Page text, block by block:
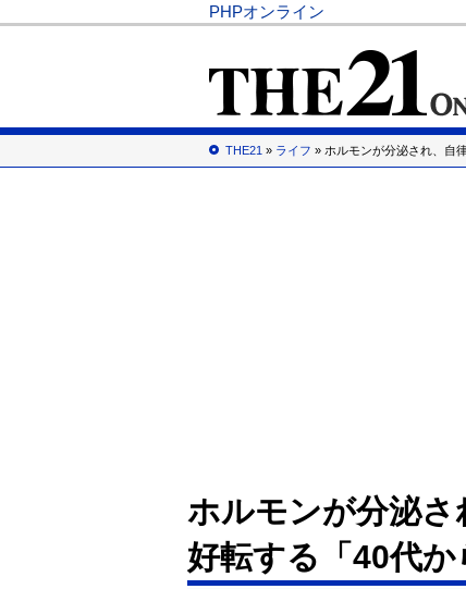
PHPオンライン
THE21 » ライフ » ホルモンが分泌され、自
ホルモンが分泌さ
好転する「40代か